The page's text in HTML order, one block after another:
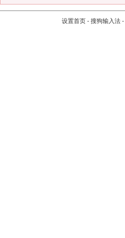
设置首页 - 搜狗输入法 -